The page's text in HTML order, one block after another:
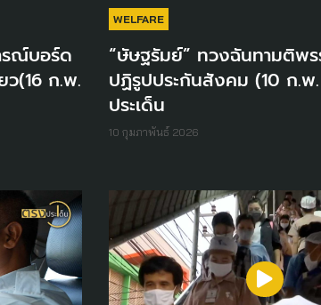
รณ์บอร์ด
(16 ก.พ.
WELFARE
“ษัษฐรัมย์” ทวงฉันทามติพร
ปฏิรูปประกันสังคม (10 ก.
ประเด็น
10 กุมภาพันธ์ 2026